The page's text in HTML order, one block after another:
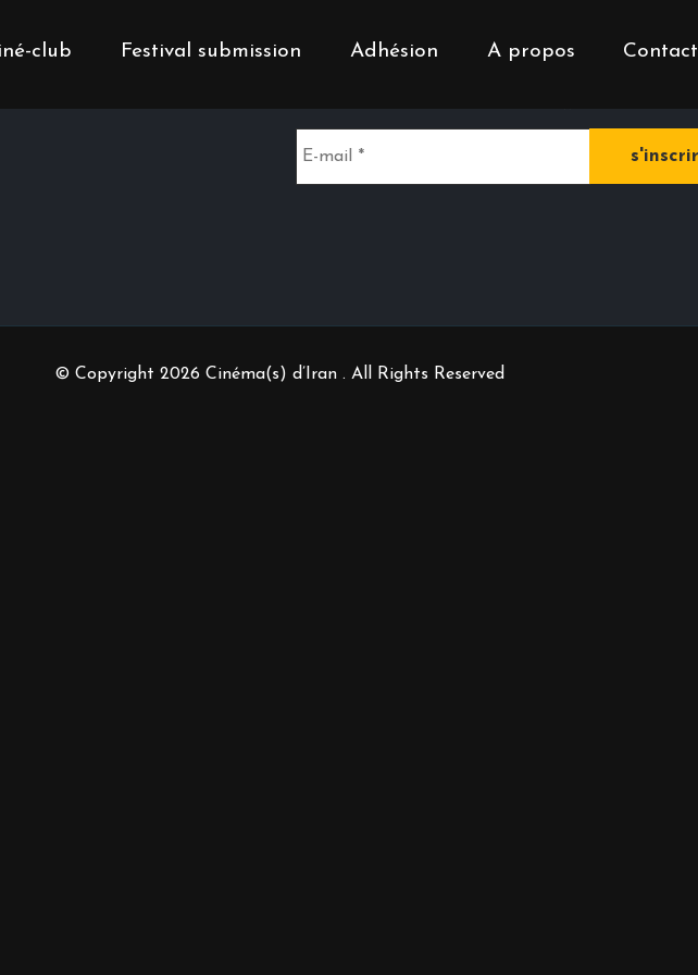
club Festival submission Adhésion A propos Contact
Inscrivez-vous à notre newsletter
© Copyright 2026 Cinéma(s) d’Iran . All Rights Reserved